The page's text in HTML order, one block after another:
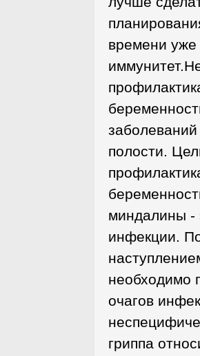
времени
заболеваний
полости.
миндалины -
инфекции.
необходимо
очагов
гриппа